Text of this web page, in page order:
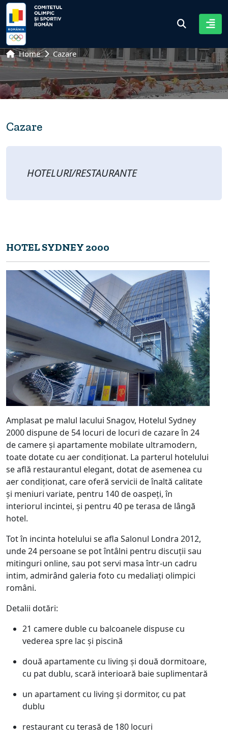
Home Cazare
Cazare
HOTELURI/RESTAURANTE
HOTEL SYDNEY 2000
Amplasat pe malul lacului Snagov, Hotelul Sydney
2000 dispune de 54 locuri de locuri de cazare în 24
de camere și apartamente mobilate ultramodern,
toate dotate cu aer condiționat. La parterul hotelului
se află restaurantul elegant, dotat de asemenea cu
aer condiționat, care oferă servicii de înaltă calitate
și meniuri variate, pentru 140 de oaspeți, în
interiorul incintei, și pentru 40 pe terasa de lângă
hotel.
Tot în incinta hotelului se afla Salonul Londra 2012,
unde 24 persoane se pot întâlni pentru discuții sau
mitinguri online, sau pot servi masa într-un cadru
intim, admirând galeria foto cu medaliați olimpici
români.
Detalii dotări:
21 camere duble cu balcoanele dispuse cu
vederea spre lac și piscină
două apartamente cu living și două dormitoare,
cu pat dublu, scară interioară baie suplimentară
un apartament cu living și dormitor, cu pat
dublu
restaurant cu terasă de 180 locuri